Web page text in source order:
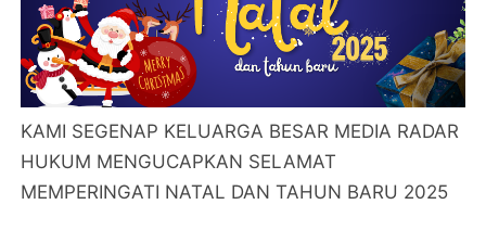
KAMI SEGENAP KELUARGA BESAR MEDIA RADAR
HUKUM MENGUCAPKAN SELAMAT
MEMPERINGATI NATAL DAN TAHUN BARU 2025